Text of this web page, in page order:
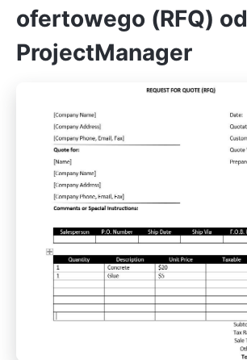
ofertowego (RFQ) od
ProjectManager